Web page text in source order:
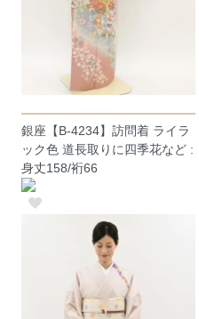
銀座【B-4234】訪問着 ライラ
ック色 道長取りに四季花など :
身丈158/裄66